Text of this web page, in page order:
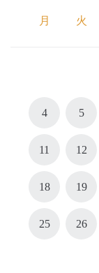
月 火
4 5
11 12
18 19
25 26